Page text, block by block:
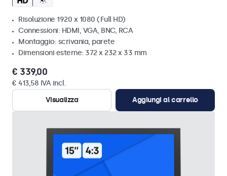
Risoluzione 1920 x 1080 (Full HD)
Connessioni: HDMI, VGA, BNC, RCA
Montaggio: scrivania, parete
Dimensioni esterne: 372 x 232 x 33 mm
€ 339,00
€ 413,58 IVA incl.
Visualizza
Aggiungi al carrello